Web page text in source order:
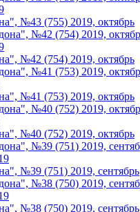
№43 (755) 2019, октябрь
№42 (754) 2019, октябрь
№41 (753) 2019, октябрь
№40 (752) 2019, октябрь
№39 (751) 2019, сентябрь
№38 (750) 2019, сентябрь